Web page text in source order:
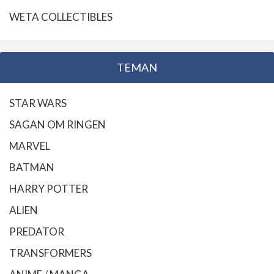
WETA COLLECTIBLES
TEMAN
STAR WARS
SAGAN OM RINGEN
MARVEL
BATMAN
HARRY POTTER
ALIEN
PREDATOR
TRANSFORMERS